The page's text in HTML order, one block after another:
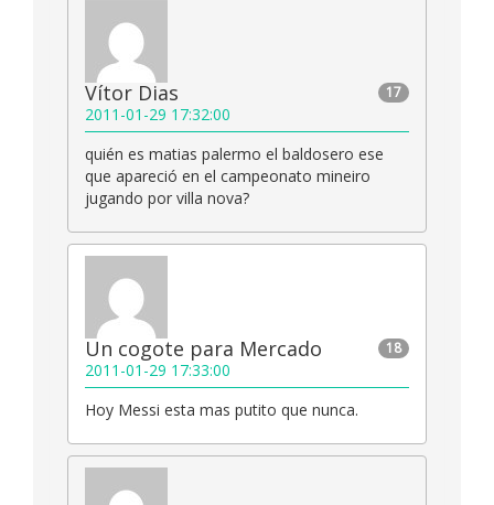
17
Vítor Dias
2011-01-29 17:32:00
quién es matias palermo el baldosero ese
que apareció en el campeonato mineiro
jugando por villa nova?
18
Un cogote para Mercado
2011-01-29 17:33:00
Hoy Messi esta mas putito que nunca.